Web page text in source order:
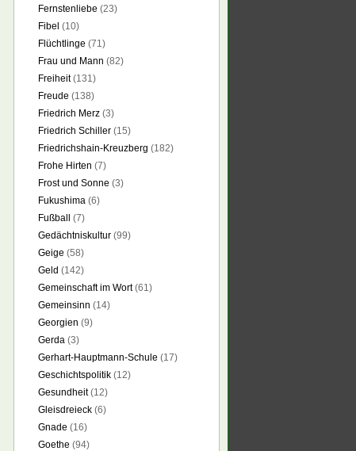
Fernstenliebe (23)
Fibel (10)
Flüchtlinge (71)
Frau und Mann (82)
Freiheit(131)
Freude (138)
Friedrich Merz (3)
Friedrich Schiller (15)
Friedrichshain-Kreuzberg (182)
Frohe Hirten (7)
Frost und Sonne (3)
Fukushima (6)
Fußball
(7)
Gedächtniskultur (99)
Geige (58)
Geld (142)
Gemeinschaft im Wort(61)
Gemeinsinn (14)
Georgien (9)
Gerda (3)
Gerhart-Hauptmann-Schule (17)
Geschichtspolitik (12)
Gesundheit(12)
Gleisdreieck (6)
Gnade (16)
Goethe (94)